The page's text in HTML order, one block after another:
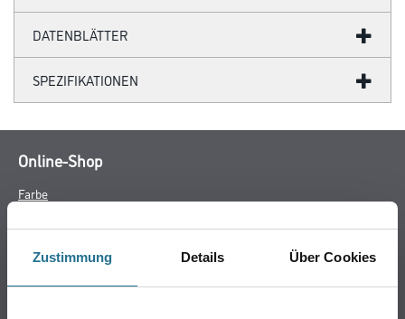
Zustimmung Details Über Cookies
DATENBLÄTTER
SPEZIFIKATIONEN
Online-Shop
Farbe
Putze & Spachtelmassen